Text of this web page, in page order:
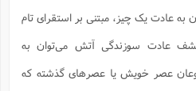
به عادت یک چیز، مبتنی بر استقرای تام
عادت سوزندگی آتش می‌توان به
عصر خویش یا عصر‌های گذشته که